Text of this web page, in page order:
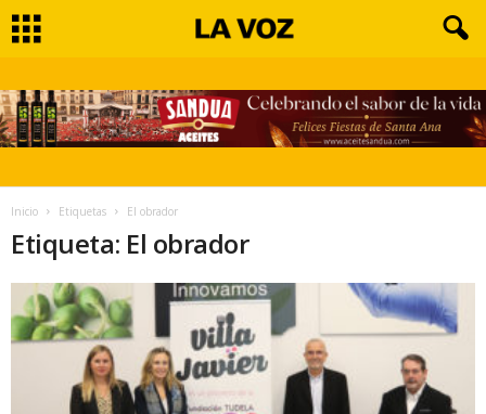
Inicio Etiquetas El obrador
Etiqueta: El obrador